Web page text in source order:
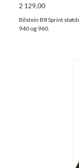
2 129,00
Bilstein B8 Sprint
940 og 960.